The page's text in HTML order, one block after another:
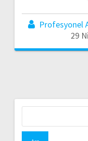
Profesyonel
29